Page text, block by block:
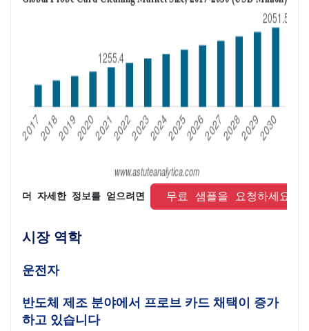
더 자세한 정보를 얻으려면 무료 샘플을 요청하세요
시장 역학
운전자
반도체 제조 분야에서 프로브 카드 채택이 증가
하고 있습니다